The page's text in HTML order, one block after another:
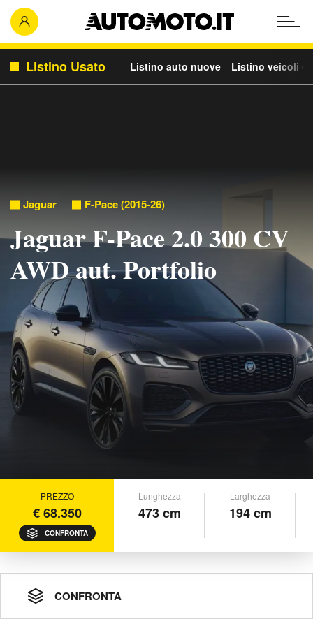
Listino Usato Listino auto nuove Listino veicoli
Jaguar F-Pace (2015-26)
Jaguar F-Pace 2.0 300 CV
AWD aut. Portfolio
PREZZO
€ 68.350
CONFRONTA
Lunghezza
473 cm
Larghezza
194 cm
CONFRONTA